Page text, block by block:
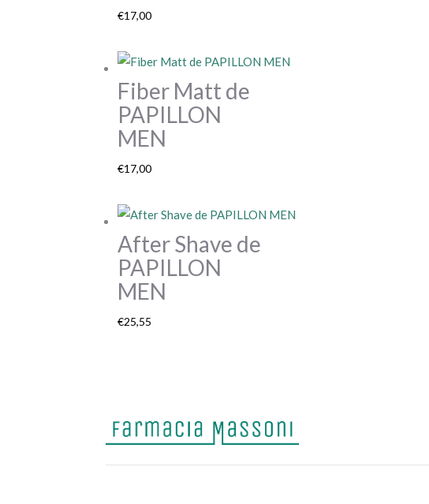
€17,00
Fiber Matt de
PAPILLON
MEN
€17,00
After Shave de
PAPILLON
MEN
€25,55